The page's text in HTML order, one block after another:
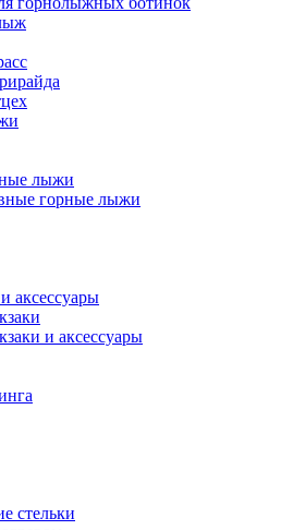
лыжи
горные лыжи
аксессуары
и аксессуары
стельки